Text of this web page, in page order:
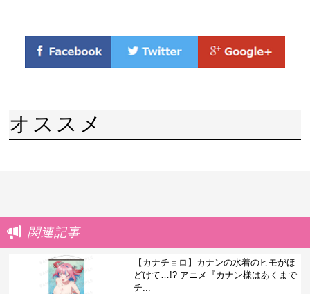
オススメ
関連記事
【カナチョロ】カナンの水着のヒモがほ
どけて…!? アニメ『カナン様はあくまで
チ...